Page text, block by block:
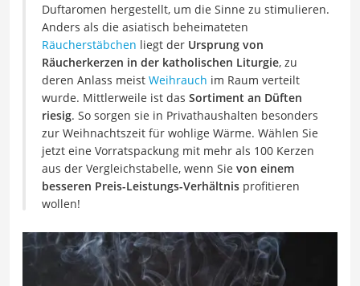
Duftaromen hergestellt, um die Sinne zu stimulieren.
Anders als die asiatisch beheimateten
Räucherstäbchen liegt der Ursprung von
Räucherkerzen in der katholischen Liturgie, zu
deren Anlass meist Weihrauch im Raum verteilt
wurde. Mittlerweile ist das Sortiment an Düften
riesig. So sorgen sie in Privathaushalten besonders
zur Weihnachtszeit für wohlige Wärme. Wählen Sie
jetzt eine Vorratspackung mit mehr als 100 Kerzen
aus der Vergleichstabelle, wenn Sie von einem
besseren Preis-Leistungs-Verhältnis profitieren
wollen!